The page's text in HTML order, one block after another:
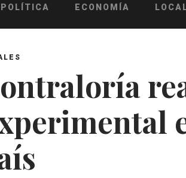
POLÍTICA ECONOMÍA